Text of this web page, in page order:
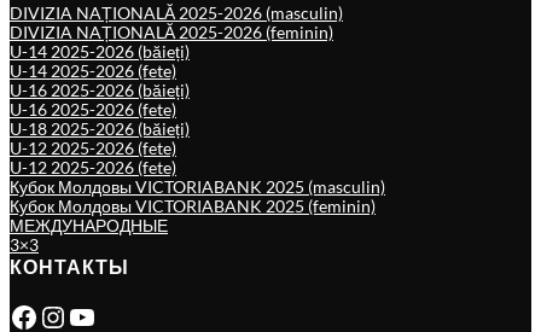
DIVIZIA NAȚIONALĂ 2025-2026 (masculin)
DIVIZIA NAȚIONALĂ 2025-2026 (feminin)
U-14 2025-2026 (băieți)
U-14 2025-2026 (fete)
U-16 2025-2026 (băieți)
U-16 2025-2026 (fete)
U-18 2025-2026 (băieți)
U-12 2025-2026 (fete)
U-12 2025-2026 (fete)
Кубок Молдовы VICTORIABANK 2025 (masculin)
Кубок Молдовы VICTORIABANK 2025 (feminin)
МЕЖДУНАРОДНЫЕ
3×3
КОНТАКТЫ
Facebook Instagram YouTube